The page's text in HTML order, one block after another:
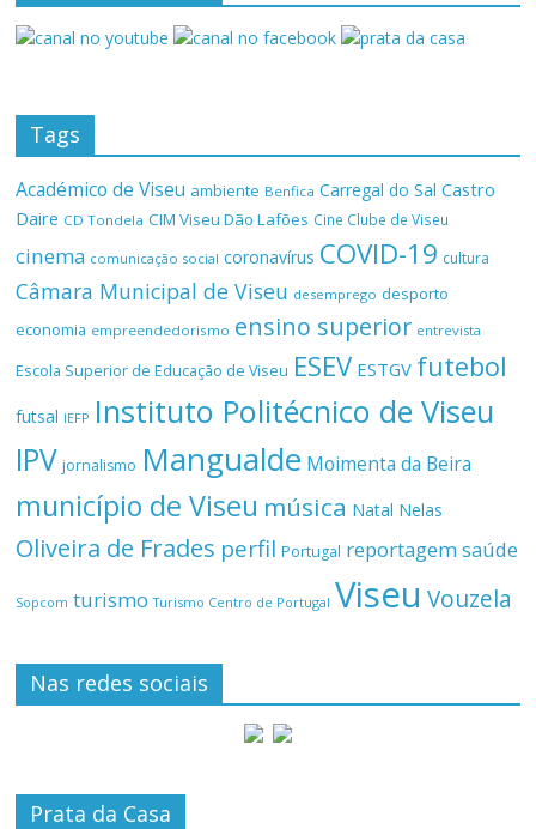
Tags
Académico de Viseu ambiente Benfica Carregal do Sal Castro
Daire CD Tondela CIM Viseu Dão Lafões Cine Clube de Viseu
cinema comunicação social coronavírus COVID-19 cultura
Câmara Municipal de Viseu desemprego desporto
economia empreendedorismo ensino superior entrevista
Escola Superior de Educação de Viseu ESEV ESTGV futebol
futsal IEFP Instituto Politécnico de Viseu
IPV jornalismo Mangualde Moimenta da Beira
município de Viseu música Natal Nelas
Oliveira de Frades perfil Portugal reportagemsaúde
Sopcom turismo Turismo Centro de Portugal Viseu Vouzela
Nas redes sociais
Prata da Casa